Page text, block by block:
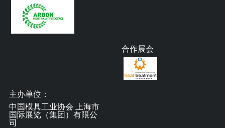
合作展会
主办单位：
中国模具工业协会 上海市
国际展览（集团）有限公
司